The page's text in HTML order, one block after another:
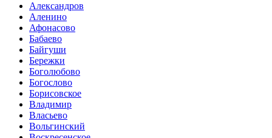
Александров
Аленино
Афонасово
Бабаево
Байгуши
Бережки
Боголюбово
Богослово
Борисовское
Владимир
Власьево
Вольгинский